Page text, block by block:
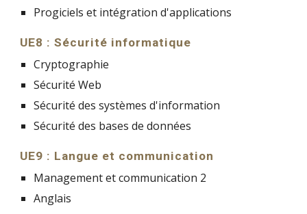
Progiciels et intégration d'applications
UE8 : Sécurité informatique
Cryptographie
Sécurité Web
Sécurité des systèmes d'information
Sécurité des bases de données
UE9 : Langue et communication
Management et communication 2
Anglais